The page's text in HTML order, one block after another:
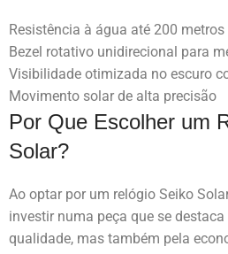
Resistência à água até 200
Bezel rotativo unidirecional para
Visibilidade otimizada no escuro
Movimento solar de alta precisão
Por Que Escolher um
Solar?
Ao optar por um relógio Seiko
investir numa peça que se
qualidade, mas também pela